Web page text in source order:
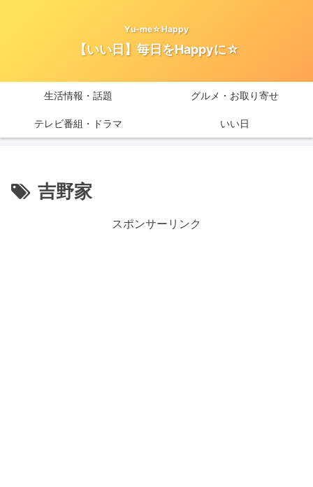
Yu-me☆Happy
【いい日】毎日をHappyに☆
生活情報・話題 グルメ・お取り寄せ
テレビ番組・ドラマ いい日
吉野家
スポンサーリンク